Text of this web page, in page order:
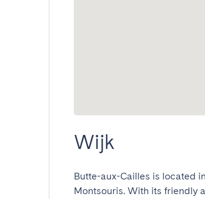
Wijk
Butte-aux-Cailles is located
Montsouris. With its friendly